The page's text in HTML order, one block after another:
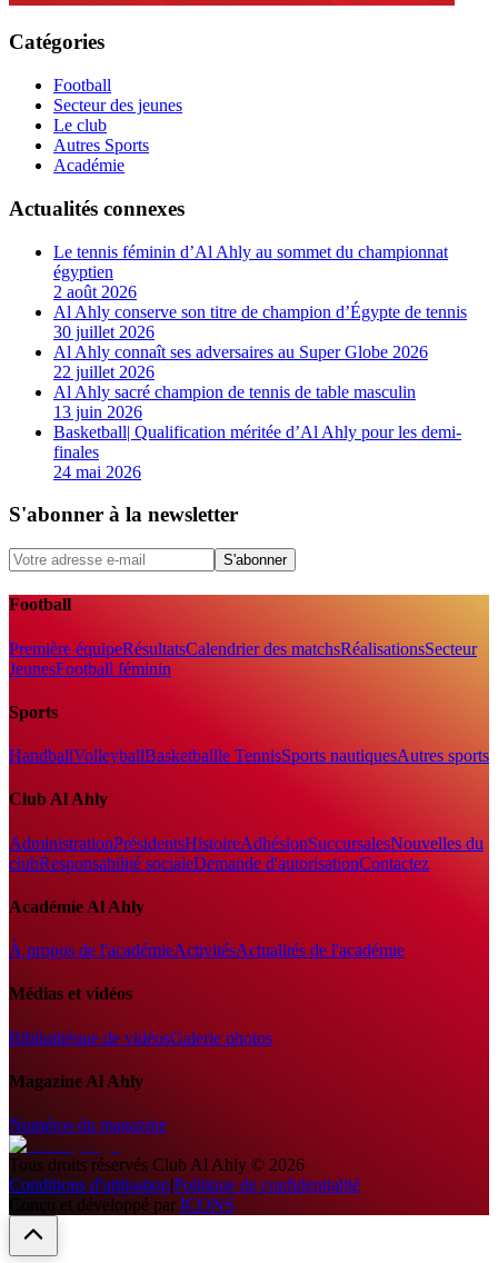
Catégories
Football
Secteur des jeunes
Le club
Autres Sports
Académie
Actualités connexes
Le tennis féminin d’Al Ahly au sommet du championnat
égyptien
2 août 2026
Al Ahly conserve son titre de champion d’Égypte de tennis
30 juillet 2026
Al Ahly connaît ses adversaires au Super Globe 2026
22 juillet 2026
Al Ahly sacré champion de tennis de table masculin
13 juin 2026
Basketball| Qualification méritée d’Al Ahly pour les demi-
finales
24 mai 2026
S'abonner à la newsletter
S'abonner
Football
Première équipeRésultatsCalendrier des matchsRéalisationsSecteur
JeunesFootball féminin
Sports
HandballVolleyballBasketballle TennisSports nautiquesAutres sports
Club Al Ahly
AdministrationPrésidentsHistoireAdhésionSuccursalesNouvelles du
clubResponsabilité socialeDemande d'autorisationContactez
Académie Al Ahly
À propos de l'académieActivitésActualités de l'académie
Médias et vidéos
Bibliothèque de vidéosGalerie photos
Magazine Al Ahly
Numéros du magazine
Tous droits réservés Club Al Ahly © 2026
Conditions d'utilisation|Politique de confidentialité
Conçu et développé par ICONS